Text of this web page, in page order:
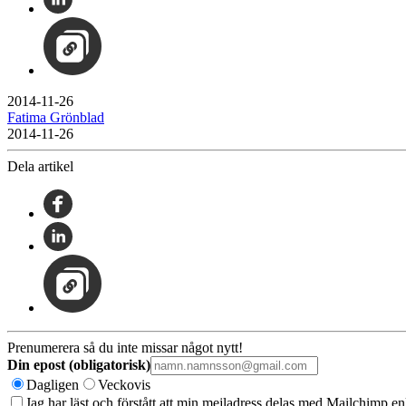
2014-11-26
Fatima Grönblad
2014-11-26
Dela artikel
Prenumerera så du inte missar något nytt!
Din epost (obligatorisk)
Dagligen
Veckovis
Jag har läst och förstått att min mejladress delas med Mailchimp